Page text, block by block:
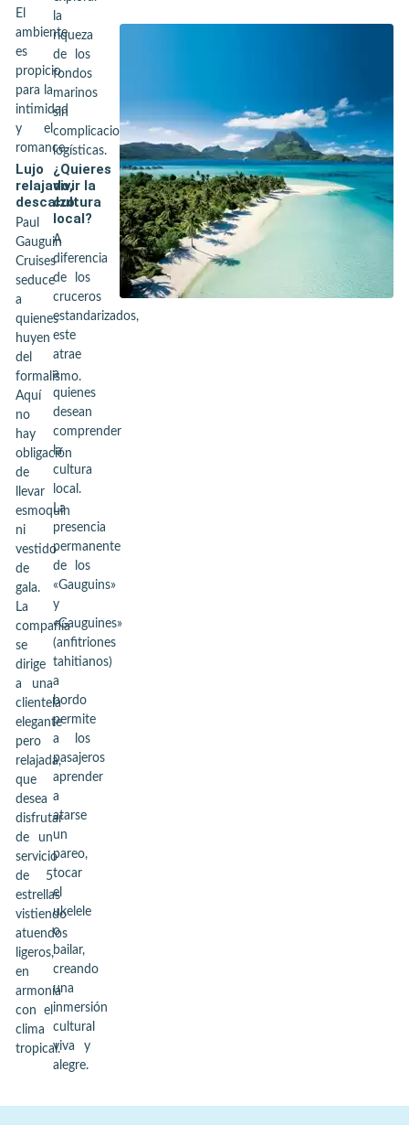
El
ambiente
es
propicio
para la
intimidad
y el
romance.
la
riqueza
de los
fondos
marinos
sin
complicaciones
logísticas.
Lujo
relajado,
descalzo
Paul
Gauguin
Cruises
seduce
a
quienes
huyen
del
formalismo.
Aquí
no
hay
obligación
de
llevar
esmoquin
ni
vestido
de
gala.
La
compañía
se
dirige
a una
clientela
elegante
pero
relajada,
que
desea
disfrutar
de un
servicio
de 5
estrellas
vistiendo
atuendos
ligeros,
en
armonía
con el
clima
tropical.
¿Quieres
vivir la
cultura
local?
A
diferencia
de los
cruceros
estandarizados,
este
atrae
a
quienes
desean
comprender
la
cultura
local.
La
presencia
permanente
de los
«Gauguins»
y
«Gauguines»
(anfitriones
tahitianos)
a
bordo
permite
a los
pasajeros
aprender
a
atarse
un
pareo,
tocar
el
ukelele
o
bailar,
creando
una
inmersión
cultural
viva y
alegre.